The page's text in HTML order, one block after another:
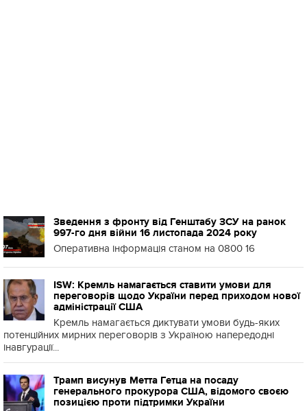
Зведення з фронту від Генштабу ЗСУ на ранок
997-го дня війни 16 листопада 2024 року
Оперативна інформація станом на 0800 16
ISW: Кремль намагається ставити умови для
переговорів щодо України перед приходом нової
адміністрації США
Кремль намагається диктувати умови будь-яких
потенційних мирних переговорів з Україною напередодні
інавгурації...
Трамп висунув Метта Гетца на посаду
генерального прокурора США, відомого своєю
позицією проти підтримки України